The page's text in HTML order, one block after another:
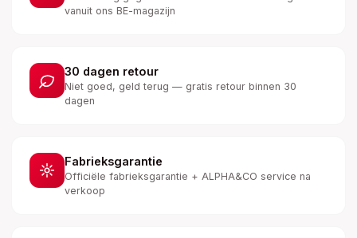
vanuit ons BE-magazijn
30 dagen retour
Niet goed, geld terug — gratis retour binnen 30
dagen
Fabrieksgarantie
Officiële fabrieksgarantie + ALPHA&CO service na
verkoop